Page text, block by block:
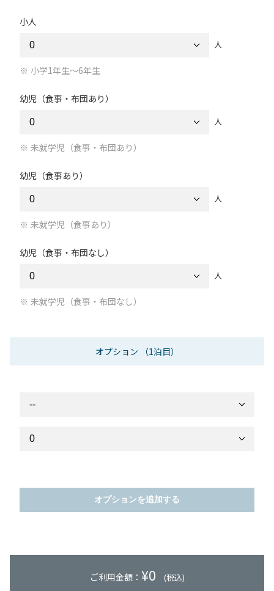
小人
人
小学1年生～6年生
幼児（食事・布団あり）
人
未就学児（食事・布団あり）
幼児（食事あり）
人
未就学児（食事あり）
幼児（食事・布団なし）
人
未就学児（食事・布団なし）
オプション （1泊目）
オプションを追加する
ご利用金額： ¥0 (税込)